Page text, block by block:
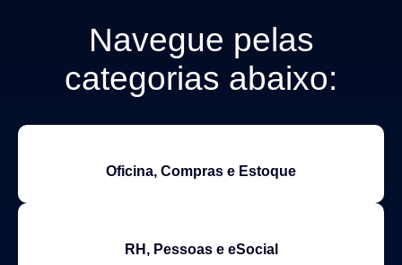
Navegue pelas
categorias abaixo:
Oficina, Compras e Estoque
RH, Pessoas e eSocial